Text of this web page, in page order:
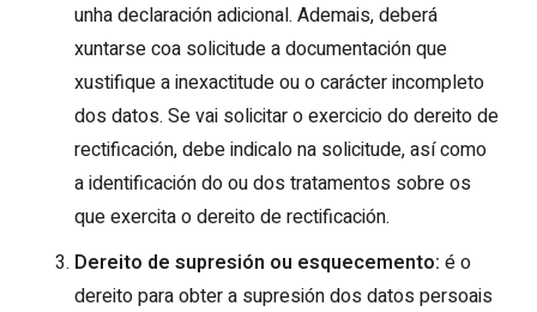
unha declaración adicional. Ademais, deberá
xuntarse coa solicitude a documentación que
xustifique a inexactitude ou o carácter incompleto
dos datos. Se vai solicitar o exercicio do dereito de
rectificación, debe indicalo na solicitude, así como
a identificación do ou dos tratamentos sobre os
que exercita o dereito de rectificación.
Dereito de supresión ou esquecemento: é o
dereito para obter a supresión dos datos persoais